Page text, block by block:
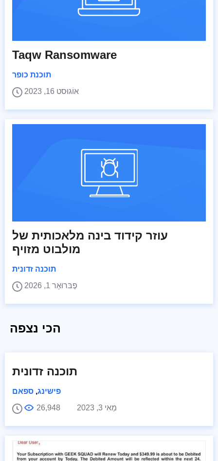
Taqw Ransomware
תוכנת כופר
אוֹגוּסט 16, 2023
עוזר קידוד בינה מלאכותית של
מולבוט מזויף
תוכנה זדונית
פֶבּרוּאָר 1, 2026
הכי נצפה
תוכנה זדונית
פישינג, ספאם
מַאִי 3, 2023
26,948